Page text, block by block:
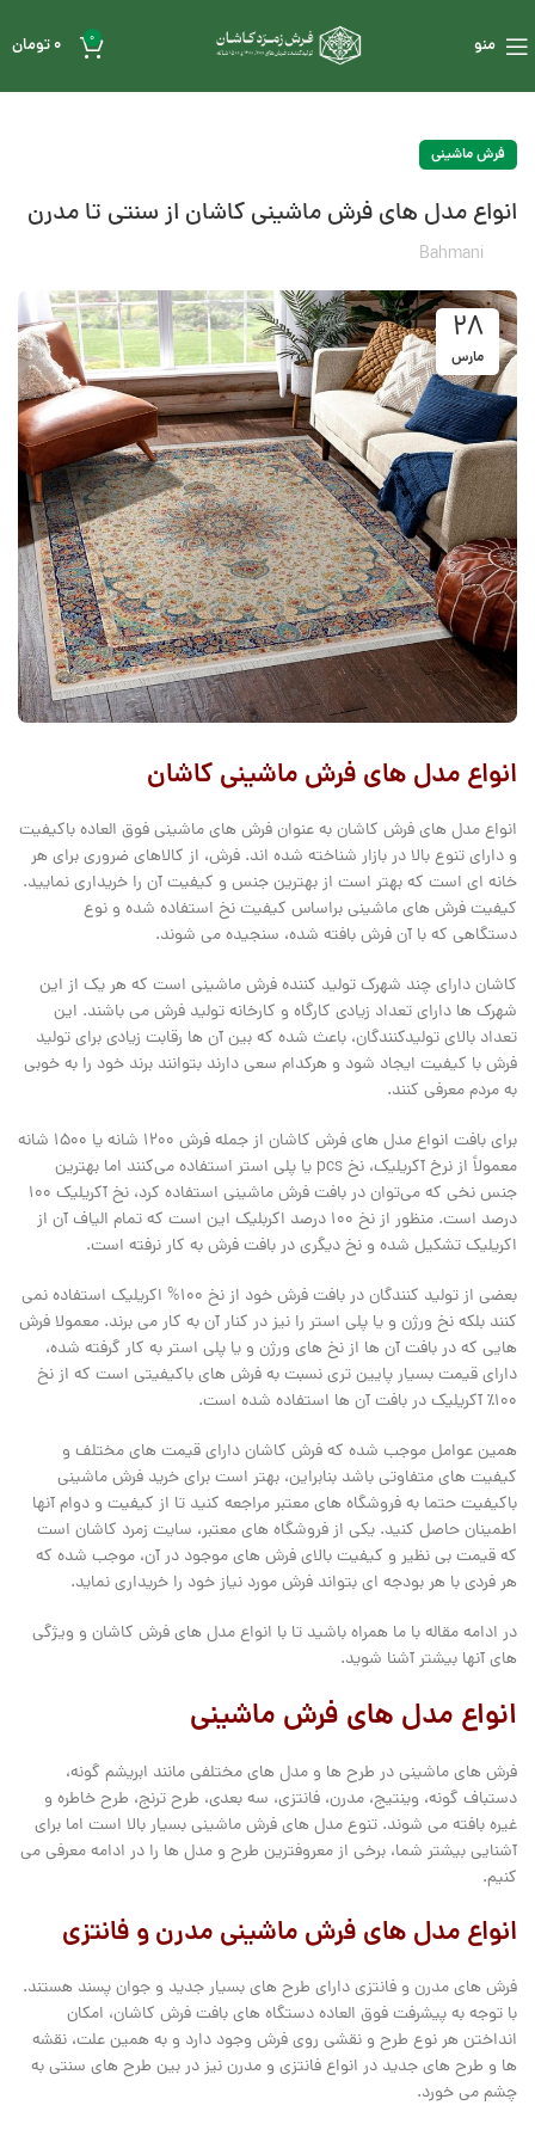
منو 0
0تومان
فرش ماشینی
انواع مدل های فرش ماشینی کاشان از سنتی تا مدرن
Bahmani
28
مارس
انواع مدل های فرش ماشینی کاشان
انواع مدل های فرش کاشان به عنوان فرش های ماشینی فوق العاده باکیفیت
و دارای تنوع بالا در بازار شناخته شده اند. فرش، از کالاهای ضروری برای هر
خانه ای است که بهتر است از بهترین جنس و کیفیت آن را خریداری نمایید.
کیفیت فرش های ماشینی براساس کیفیت نخ استفاده شده و نوع
دستگاهی که با آن فرش بافته شده، سنجیده می شوند.
کاشان دارای چند شهرک تولید کننده فرش ماشینی است که هر یک از این
شهرک ها دارای تعداد زیادی کارگاه و کارخانه تولید فرش می باشند. این
تعداد بالای تولیدکنندگان، باعث شده که بین آن ها رقابت زیادی برای تولید
فرش با کیفیت ایجاد شود و هرکدام سعی دارند بتوانند برند خود را به خوبی
به مردم معرفی کنند.
برای بافت انواع مدل های فرش کاشان از جمله فرش ۱۲۰۰ شانه یا ۱۵۰۰ شانه
معمولاً از نرخ آکریلیک، نخ pcs یا پلی استر استفاده می‌کنند اما بهترین
جنس نخی که می‌توان در بافت فرش ماشینی استفاده کرد، نخ آکریلیک 100
درصد است. منظور از نخ ۱۰۰ درصد اکربلیک این است که تمام الیاف آن از
اکریلیک تشکیل شده و نخ دیگری در بافت فرش به کار نرفته است.
بعضی از تولید کنندگان در بافت فرش خود از نخ ۱۰۰% اکریلیک استفاده نمی
کنند بلکه نخ ورژن و یا پلی استر را نیز در کنار آن به کار می برند. معمولا فرش
هایی که در بافت آن ها از نخ های ورژن و یا پلی استر به کار گرفته شده،
دارای قیمت بسیار پایین تری نسبت به فرش های باکیفیتی است که از نخ
۱۰۰٪ آکریلیک در بافت آن ها استفاده شده است.
همین عوامل موجب شده که فرش کاشان دارای قیمت های مختلف و
کیفیت های متفاوتی باشد بنابراین، بهتر است برای خرید فرش ماشینی
باکیفیت حتما به فروشگاه های معتبر مراجعه کنید تا از کیفیت و دوام آنها
اطمینان حاصل کنید. یکی از فروشگاه های معتبر، سایت زمرد کاشان است
که قیمت بی نظیر و کیفیت بالای فرش های موجود در آن، موجب شده که
هر فردی با هر بودجه ای بتواند فرش مورد نیاز خود را خریداری نماید.
در ادامه مقاله با ما همراه باشید تا با انواع مدل های فرش کاشان و ویژگی
های آنها بیشتر آشنا شوید.
انواع مدل های فرش ماشینی
فرش های ماشینی در طرح ها و مدل های مختلفی مانند ابریشم گونه،
دستباف گونه، وینتیج، مدرن، فانتزی، سه بعدی، طرح ترنج، طرح خاطره و
غیره بافته می شوند. تنوع مدل های فرش ماشینی بسیار بالا است اما برای
آشنایی بیشتر شما، برخی از معروفترین طرح و مدل ها را در ادامه معرفی می
کنیم.
انواع مدل های فرش ماشینی مدرن و فانتزی
فرش های مدرن و فانتزی دارای طرح های بسیار جدید و جوان پسند هستند.
با توجه به پیشرفت فوق العاده دستگاه های بافت فرش کاشان، امکان
انداختن هر نوع طرح و نقشی روی فرش وجود دارد و به همین علت، نقشه
ها و طرح های جدید در انواع فانتزی و مدرن نیز در بین طرح های سنتی به
چشم می خورد.